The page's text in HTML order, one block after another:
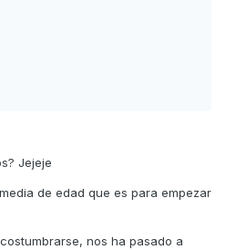
Jejeje
de edad que es para empezar
nos ha pasado a